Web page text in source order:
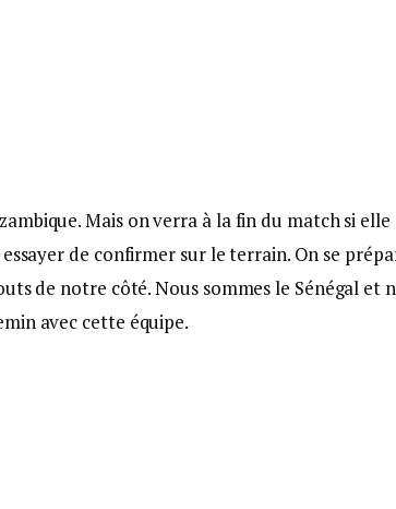
Mais on verra à la fin du match si elle
de confirmer sur le terrain. On se
de notre côté. Nous sommes le Sénégal et
avec cette équipe.